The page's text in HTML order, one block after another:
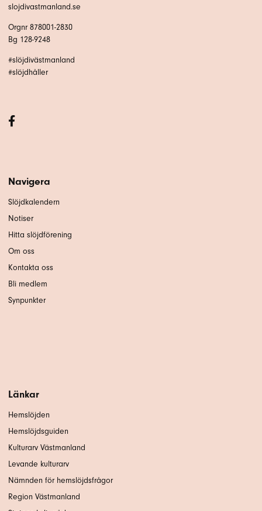
slojdivastmanland.se
Orgnr 878001-2830
Bg 128-9248
#slöjdivästmanland
#slöjdhåller
Navigera
Slöjdkalendern
Notiser
Hitta slöjdförening
Om oss
Kontakta oss
Bli medlem
Synpunkter
Länkar
Hemslöjden
Hemslöjdsguiden
Kulturarv Västmanland
Levande kulturarv
Nämnden för hemslöjdsfrågor
Region Västmanland